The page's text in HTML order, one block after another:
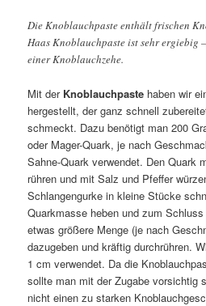
Die Knoblauchpaste enthält frischen
Haas Knoblauchpaste ist sehr ergiebig
einer Knoblauchzehe.
Mit der Knoblauchpaste haben wir
hergestellt, der ganz schnell
schmeckt. Dazu benötigt man 200
oder Mager-Quark, je nach
Sahne-Quark verwendet. Den Quark
rühren und mit Salz und Pfeffer
Schlangengurke in kleine Stücke
Quarkmasse heben und zum
etwas größere Menge (je nach
dazugeben und kräftig durchrühren.
1 cm verwendet. Da die
sollte man mit der Zugabe vorsichtig
nicht einen zu starken